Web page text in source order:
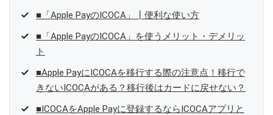
■「Apple PayのICOCA」┃便利な使い方
■「Apple PayのICOCA」を使うメリット・デメリッ
ト
■Apple PayにICOCAを移行する際の注意点！移行で
きないICOCAがある？移行後はカードに戻せない？
■ICOCAをApple Payに登録するならICOCAアプリと